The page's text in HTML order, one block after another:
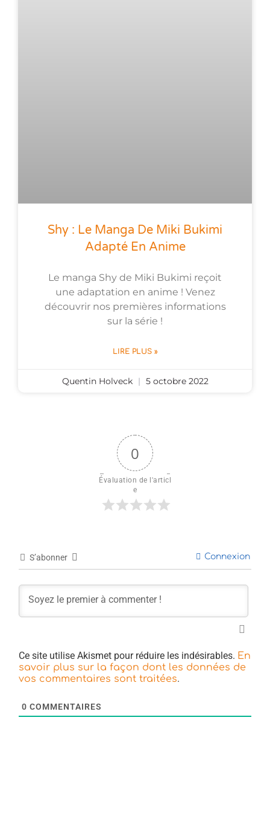
Shy : Le Manga De Miki Bukimi
Adapté En Anime
Le manga Shy de Miki Bukimi reçoit
une adaptation en anime ! Venez
découvrir nos premières informations
sur la série !
LIRE PLUS »
Quentin Holveck 5 octobre 2022
0
Évaluation de l'articl
e
S’abonner Connexion
Ce site utilise Akismet pour réduire les indésirables. En
savoir plus sur la façon dont les données de
vos commentaires sont traitées.
0 COMMENTAIRES